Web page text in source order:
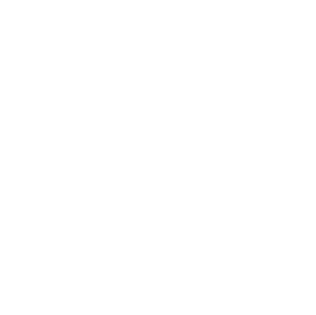
acompanhamento da gravidez
especialistas
clarificação dos incentivos a